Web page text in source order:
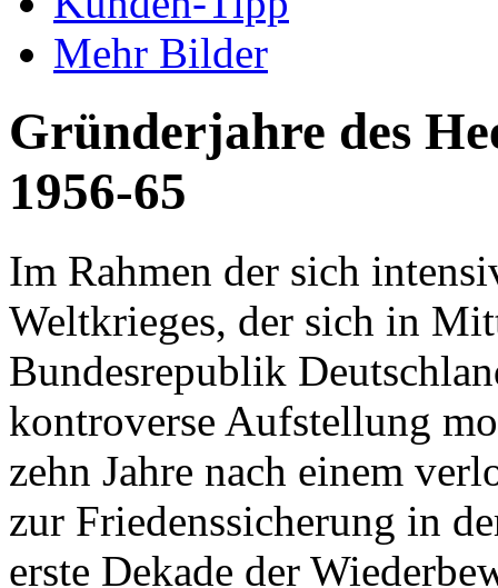
Mehr Bilder
Gründerjahre des
1956-65
Im Rahmen der sich
Weltkrieges, der sich in
Bundesrepublik
kontroverse Aufstellung
zehn Jahre nach einem
zur Friedenssicherung in
erste Dekade der